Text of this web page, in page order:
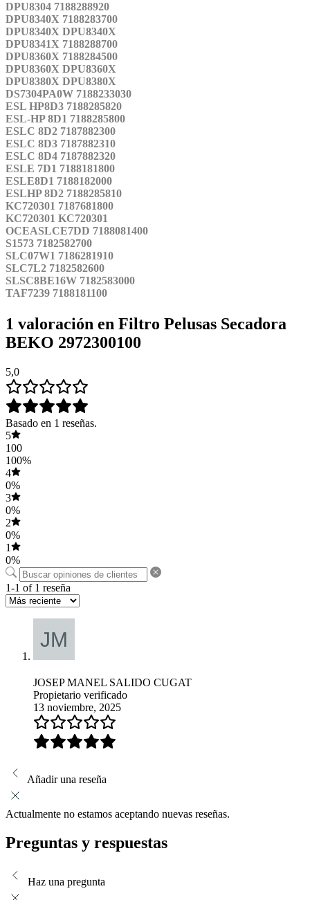
DPU8304 7188288920
DPU8340X 7188283700
DPU8340X DPU8340X
DPU8341X 7188288700
DPU8360X 7188284500
DPU8360X DPU8360X
DPU8380X DPU8380X
DS7304PA0W 7188233030
ESL HP8D3 7188285820
ESL-HP 8D1 7188285800
ESLC 8D2 7187882300
ESLC 8D3 7187882310
ESLC 8D4 7187882320
ESLE 7D1 7188181800
ESLE8D1 7188182000
ESLHP 8D2 7188285810
KC720301 7187681800
KC720301 KC720301
OCEASLCE7DD 7188081400
S1573 7182582700
SLC07W1 7186281910
SLC7L2 7182582600
SLSC8BE16W 7182583000
TAF7239 7188181100
1 valoración en Filtro Pelusas Secadora
BEKO 2972300100
5,0
Basado en 1 reseñas.
5
100
100%
4
0%
3
0%
2
0%
1
0%
1-1 of 1 reseña
JOSEP MANEL SALIDO CUGAT
Propietario verificado
13 noviembre, 2025
Añadir una reseña
Actualmente no estamos aceptando nuevas reseñas.
Preguntas y respuestas
Haz una pregunta